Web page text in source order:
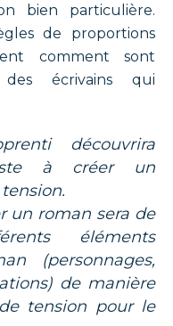
bien particulière.
de proportions
comment sont
écrivains qui
à créer un
un roman sera de
éléments
(personnages,
de manière
tension pour le